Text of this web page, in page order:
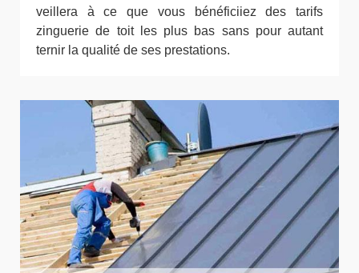
veillera à ce que vous bénéficiiez des tarifs
zinguerie de toit les plus bas sans pour autant
ternir la qualité de ses prestations.